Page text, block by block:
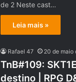
de 2 Neste cast…
Leia mais »
Rafael 47 20 de maio
TnB#109:
destino | RPG